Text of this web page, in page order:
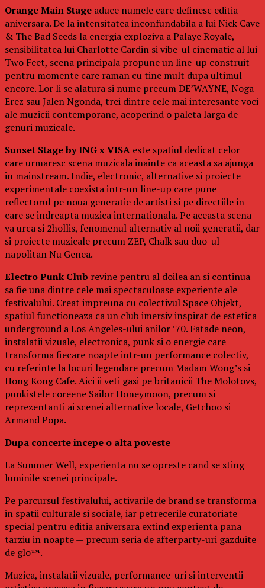
Orange Main Stage aduce numele care definesc editia
aniversara. De la intensitatea inconfundabila a lui Nick Cave
& The Bad Seeds la energia exploziva a Palaye Royale,
sensibilitatea lui Charlotte Cardin si vibe-ul cinematic al lui
Two Feet, scena principala propune un line-up construit
pentru momente care raman cu tine mult dupa ultimul
encore. Lor li se alatura si nume precum DE’WAYNE, Noga
Erez sau Jalen Ngonda, trei dintre cele mai interesante voci
ale muzicii contemporane, acoperind o paleta larga de
genuri muzicale.
Sunset Stage by ING x VISA este spatiul dedicat celor
care urmaresc scena muzicala inainte ca aceasta sa ajunga
in mainstream. Indie, electronic, alternative si proiecte
experimentale coexista intr-un line-up care pune
reflectorul pe noua generatie de artisti si pe directiile in
care se indreapta muzica internationala. Pe aceasta scena
va urca si 2hollis, fenomenul alternativ al noii generatii, dar
si proiecte muzicale precum ZEP, Chalk sau duo-ul
napolitan Nu Genea.
Electro Punk Club revine pentru al doilea an si continua
sa fie una dintre cele mai spectaculoase experiente ale
festivalului. Creat impreuna cu colectivul Space Objekt,
spatiul functioneaza ca un club imersiv inspirat de estetica
underground a Los Angeles-ului anilor ’70. Fatade neon,
instalatii vizuale, electronica, punk si o energie care
transforma fiecare noapte intr-un performance colectiv,
cu referinte la locuri legendare precum Madam Wong’s si
Hong Kong Cafe. Aici ii veti gasi pe britanicii The Molotovs,
punkistele coreene Sailor Honeymoon, precum si
reprezentanti ai scenei alternative locale, Getchoo si
Armand Popa.
Dupa concerte incepe o alta poveste
La Summer Well, experienta nu se opreste cand se sting
luminile scenei principale.
Pe parcursul festivalului, activarile de brand se transforma
in spatii culturale si sociale, iar petrecerile curatoriate
special pentru editia aniversara extind experienta pana
tarziu in noapte — precum seria de afterparty-uri gazduite
de glo™.
Muzica, instalatii vizuale, performance-uri si interventii